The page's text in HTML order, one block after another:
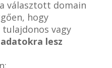
választott domain
hogy
tulajdonos vagy
lesz